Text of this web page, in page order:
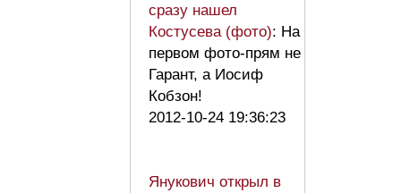
сразу нашел
Костусева (фото): На
первом фото-прям не
Гарант, а Иосиф
Кобзон!
2012-10-24 19:36:23
Янукович открыл в